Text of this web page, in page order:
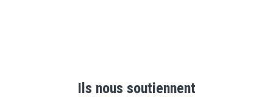
Ils nous soutiennent